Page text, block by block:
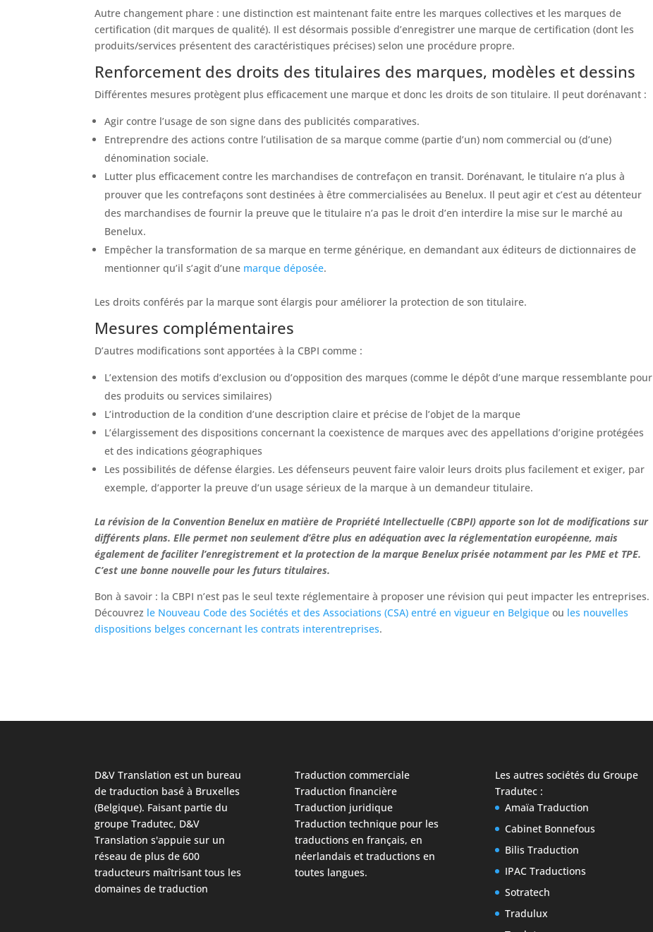
Autre changement phare : une distinction est maintenant faite entre les marques collectives et les marques de
certification (dit marques de qualité). Il est désormais possible d’enregistrer une marque de certification (dont les
produits/services présentent des caractéristiques précises) selon une procédure propre.
Renforcement des droits des titulaires des marques, modèles et dessins
Différentes mesures protègent plus efficacement une marque et donc les droits de son titulaire. Il peut dorénavant :
Agir contre l’usage de son signe dans des publicités comparatives.
Entreprendre des actions contre l’utilisation de sa marque comme (partie d’un) nom commercial ou (d’une)
dénomination sociale.
Lutter plus efficacement contre les marchandises de contrefaçon en transit. Dorénavant, le titulaire n’a plus à
prouver que les contrefaçons sont destinées à être commercialisées au Benelux. Il peut agir et c’est au détenteur
des marchandises de fournir la preuve que le titulaire n’a pas le droit d’en interdire la mise sur le marché au
Benelux.
Empêcher la transformation de sa marque en terme générique, en demandant aux éditeurs de dictionnaires de
mentionner qu’il s’agit d’une marque déposée.
Les droits conférés par la marque sont élargis pour améliorer la protection de son titulaire.
Mesures complémentaires
D’autres modifications sont apportées à la CBPI comme :
L’extension des motifs d’exclusion ou d’opposition des marques (comme le dépôt d’une marque ressemblante pour
des produits ou services similaires)
L’introduction de la condition d’une description claire et précise de l’objet de la marque
L’élargissement des dispositions concernant la coexistence de marques avec des appellations d’origine protégées
et des indications géographiques
Les possibilités de défense élargies. Les défenseurs peuvent faire valoir leurs droits plus facilement et exiger, par
exemple, d’apporter la preuve d’un usage sérieux de la marque à un demandeur titulaire.
La révision de la Convention Benelux en matière de Propriété Intellectuelle (CBPI) apporte son lot de modifications sur
différents plans. Elle permet non seulement d’être plus en adéquation avec la réglementation européenne, mais
également de faciliter l’enregistrement et la protection de la marque Benelux prisée notamment par les PME et TPE.
C’est une bonne nouvelle pour les futurs titulaires.
Bon à savoir : la CBPI n’est pas le seul texte réglementaire à proposer une révision qui peut impacter les entreprises.
Découvrez le Nouveau Code des Sociétés et des Associations (CSA) entré en vigueur en Belgique ou les nouvelles
dispositions belges concernant les contrats interentreprises.
D&V Translation est un bureau
de traduction basé à Bruxelles
(Belgique). Faisant partie du
groupe Tradutec, D&V
Translation s'appuie sur un
réseau de plus de 600
traducteurs maîtrisant tous les
domaines de traduction
Traduction commerciale
Traduction financière
Traduction juridique
Traduction techniquepour les
traductions en français, en
néerlandais et traductions en
toutes langues.
Les autres sociétés du Groupe
Tradutec:
Amaïa Traduction
Cabinet Bonnefous
Bilis Traduction
IPAC Traductions
Sotratech
Tradulux